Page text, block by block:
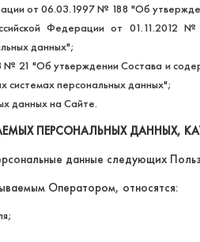
от 06.03.1997 № 188 "Об
Федерации от
данных";
21 "Об утверждении Состава и
системах персональных данных";
данных на Сайте.
ПЕРСОНАЛЬНЫХ ДАННЫХ,
данные следующих
Оператором, относятся: